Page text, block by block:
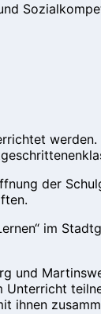
der
im
und
ihnen